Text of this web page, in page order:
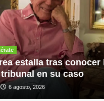
estalla tras conocer
en su caso
6 agosto, 2026